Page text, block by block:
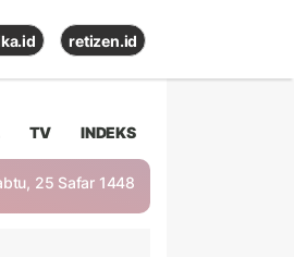
retizen.id
TV INDEKS
25 Safar 1448